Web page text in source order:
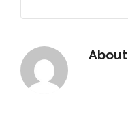
About